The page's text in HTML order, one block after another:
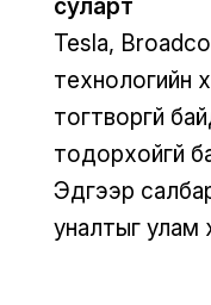
суларт
Tesla,
технологийн
тогтворгүй
тодорхойгүй
Эдгээр
уналтыг улам